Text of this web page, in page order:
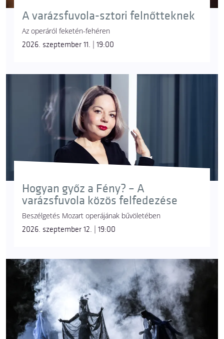
A varázsfuvola-sztori felnőtteknek
Az operáról feketén-fehéren
2026. szeptember 11. | 19:00
Hogyan győz a Fény? – A
varázsfuvola közös felfedezése
Beszélgetés Mozart operájának bűvöletében
2026. szeptember 12. | 19:00